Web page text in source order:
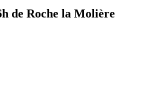
de Roche la Molière